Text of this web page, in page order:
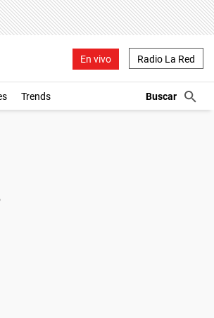
En vivo Radio La Red
Trends